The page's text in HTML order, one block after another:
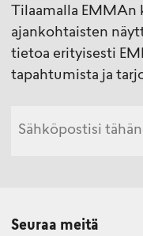
Tilaamalla
ajankohtaisten
tietoa erityisesti
tapahtumista ja
Seuraa meitä